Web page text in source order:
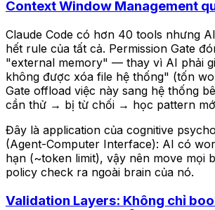
Context Window Management
Claude Code có hơn 40 tools nhưng
hết rule của tất cả. Permission Gate
"external memory" — thay vì AI phải
không được xóa file hệ thống" (tốn
Gate offload việc này sang hệ thống
cần thử → bị từ chối → học pattern
Đây là application của cognitive
(Agent-Computer Interface): AI có
hạn (~token limit), vậy nên move mọi
policy check ra ngoài brain của nó.
Validation Layers: Không chỉ